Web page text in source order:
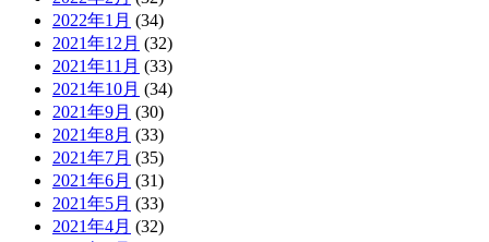
2022年1月 (34)
2021年12月 (32)
2021年11月 (33)
2021年10月 (34)
2021年9月 (30)
2021年8月 (33)
2021年7月 (35)
2021年6月 (31)
2021年5月 (33)
2021年4月 (32)